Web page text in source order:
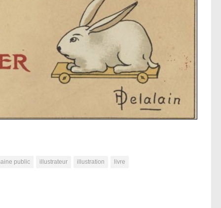
public illustrateur illustration livre